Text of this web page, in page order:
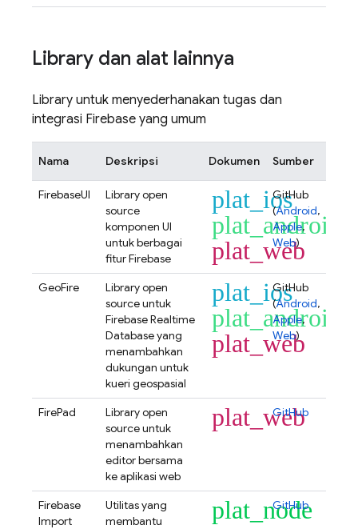
Library dan alat lainnya
Library untuk menyederhanakan tugas dan
integrasi Firebase yang umum
Nama Deskripsi Dokumen Sumber
FirebaseUI
Library open
source
komponen UI
untuk berbagai
fitur Firebase
plat_ios
plat_android
plat_web
GitHub
(Android,
Apple,
Web)
GeoFire
Library open
source untuk
Firebase Realtime
Databaseyang
menambahkan
dukungan untuk
kueri geospasial
plat_ios
plat_android
plat_web
GitHub
(Android,
Apple,
Web)
FirePad
Library open
source untuk
menambahkan
editor bersama
ke aplikasi web
plat_web
GitHub
Firebase
Import
Utilitas yang
membantu
plat_node
GitHub